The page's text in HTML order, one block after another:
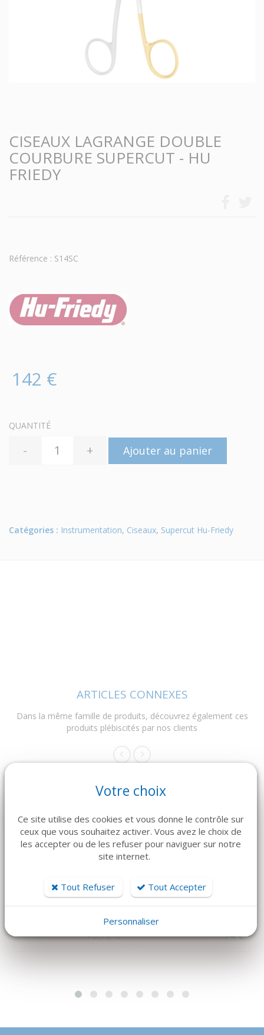
CISEAUX LAGRANGE DOUBLE
COURBURE SUPERCUT - HU
FRIEDY
Référence : S14SC
142 €
QUANTITÉ
- + Ajouter au panier
Catégories : Instrumentation, Ciseaux, Supercut Hu-Friedy
ARTICLES CONNEXES
Dans la même famille de produits, découvrez également ces
produits plébiscités par nos clients
Compacteur à os
GRISDALE Black line
75,72 €
LIGNE D'IRRIGATION
OSSEOSET : LE
14 €
Votre choix
Ce site utilise des cookies et vous donne le contrôle sur
ceux que vous souhaitez activer. Vous avez le choix de
les accepter ou de les refuser pour naviguer sur notre
site internet.
Tout Refuser Tout Accepter
Personnaliser